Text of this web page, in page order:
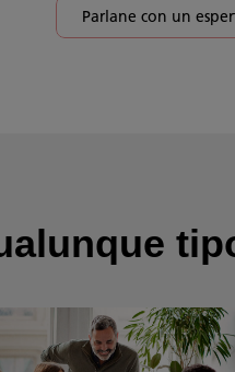
Parlane con un